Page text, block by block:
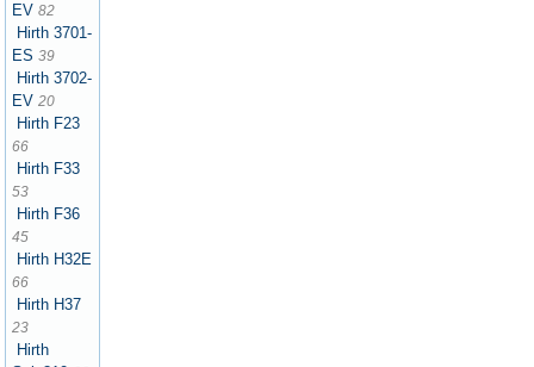
EV 82
Hirth 3701-
ES 39
Hirth 3702-
EV 20
Hirth F23
66
Hirth F33
53
Hirth F36
45
Hirth H32E
66
Hirth H37
23
Hirth